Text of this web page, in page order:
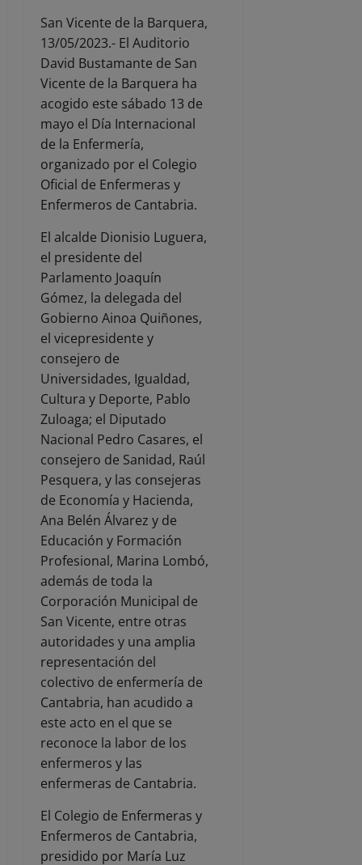
San Vicente de la Barquera,
13/05/2023.- El Auditorio
David Bustamante de San
Vicente de la Barquera ha
acogido este sábado 13 de
mayo el Día Internacional
de la Enfermería,
organizado por el Colegio
Oficial de Enfermeras y
Enfermeros de Cantabria.
El alcalde Dionisio Luguera,
el presidente del
Parlamento Joaquín
Gómez, la delegada del
Gobierno Ainoa Quiñones,
el vicepresidente y
consejero de
Universidades, Igualdad,
Cultura y Deporte, Pablo
Zuloaga; el Diputado
Nacional Pedro Casares, el
consejero de Sanidad, Raúl
Pesquera, y las consejeras
de Economía y Hacienda,
Ana Belén Álvarez y de
Educación y Formación
Profesional, Marina Lombó,
además de toda la
Corporación Municipal de
San Vicente, entre otras
autoridades y una amplia
representación del
colectivo de enfermería de
Cantabria, han acudido a
este acto en el que se
reconoce la labor de los
enfermeros y las
enfermeras de Cantabria.
El Colegio de Enfermeras y
Enfermeros de Cantabria,
presidido por María Luz